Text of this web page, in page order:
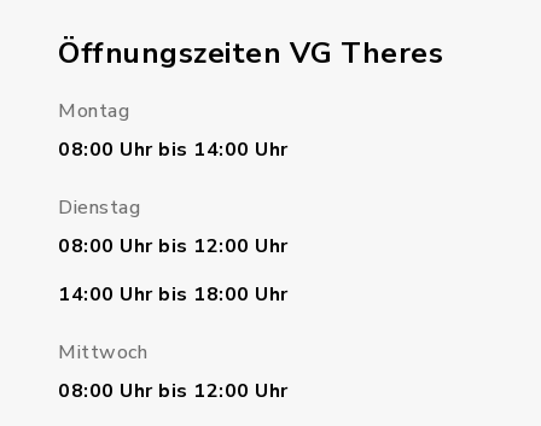
Öffnungszeiten VG Theres
Montag
08:00 Uhr bis 14:00 Uhr
Dienstag
08:00 Uhr bis 12:00 Uhr
14:00 Uhr bis 18:00 Uhr
Mittwoch
08:00 Uhr bis 12:00 Uhr